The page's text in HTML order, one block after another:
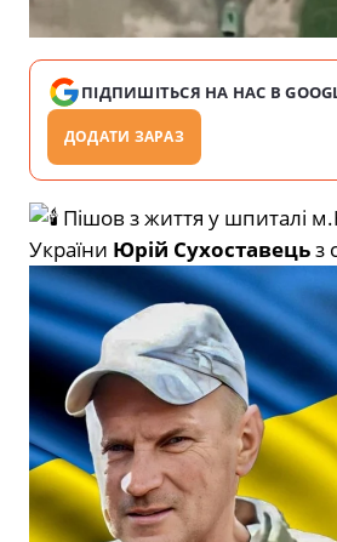
ПІДПИШІТЬСЯ НА НАС В
ДОДАТИ ЗАРАЗ
Пішов з життя у шпиталі
України Юрій Сухоставецьз